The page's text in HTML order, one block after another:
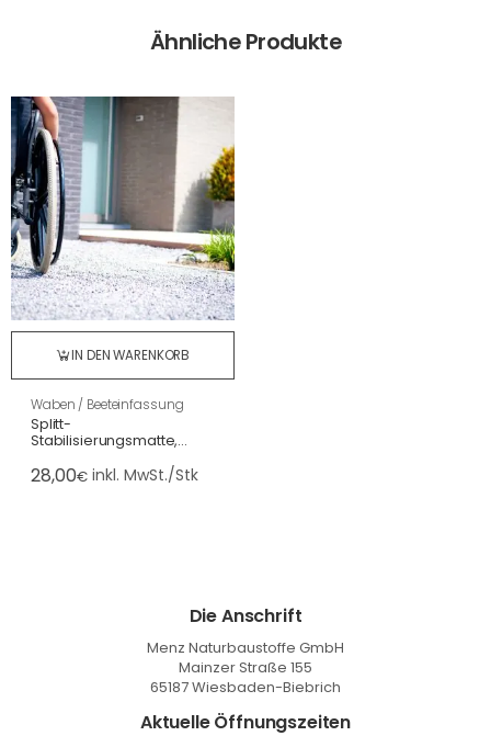
Ähnliche Produkte
IN DEN WARENKORB
Waben / Beeteinfassung
Splitt-
Stabilisierungsmatte,
120x160x3 cm, befahrbar,
für 80 kg Splitt/m²
28,00€ inkl. MwSt./Stk
Die Anschrift
Menz Naturbaustoffe GmbH
Mainzer Straße 155
65187 Wiesbaden-Biebrich
Aktuelle Öffnungszeiten